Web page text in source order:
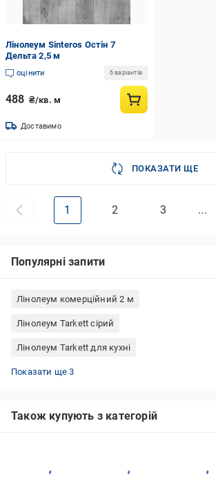
Лінолеум Sinteros Остін 7
Дельта 2,5 м
оцінити 6 варіантів
488 ₴/кв. м
Доставимо
ПОКАЗАТИ ЩЕ
1 2 3 ...
Популярні запити
Лінолеум комерційний 2 м
Лінолеум Tarkett сірий
Лінолеум Tarkett для кухні
Лінолеум Tarkett Favorit
Лінолеум комерційний 3 м
Лінолеум Tarkett напівкомерційний
Показати ще 3
Також купують з категорій